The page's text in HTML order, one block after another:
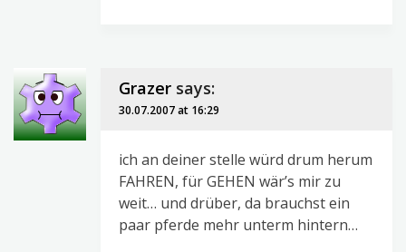
Grazer says:
30.07.2007 at 16:29
ich an deiner stelle würd drum herum
FAHREN, für GEHEN wär’s mir zu
weit… und drüber, da brauchst ein
paar pferde mehr unterm hintern…